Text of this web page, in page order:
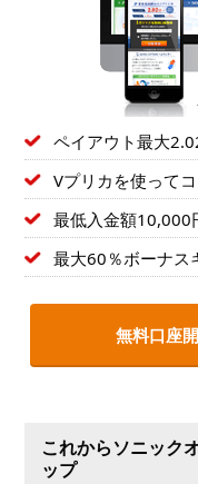
ペイアウト最大
Vプリカを使って
最低入金額10,000
最大60％ボーナス
無料口座
これからソニック
ップ